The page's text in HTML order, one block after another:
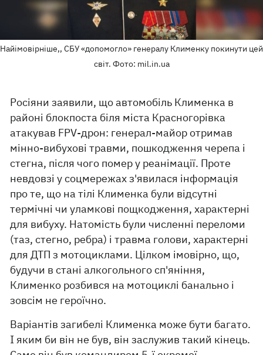
Найімовірніше,, СБУ «допомогло» генералу Клименку покинути цей
світ. Фото: mil.in.ua
Росіяни заявили, що автомобіль Клименка в
районі блокпоста біля міста Красногорівка
атакував FPV-дрон: генерал-майор отримав
мінно-вибухові травми, пошкодження черепа і
стегна, після чого помер у реанімації. Проте
невдовзі у соцмережах з'явилася інформація
про те, що на тілі Клименка були відсутні
термічні чи уламкові пощкодження, характерні
для вибуху. Натомість були численні переломи
(таз, стегно, ребра) і травма голови, характерні
для ДТП з мотоциклами. Цілком імовірно, що,
будучи в стані алкогольного сп'яніння,
Клименко розбився на мотоциклі банально і
зовсім не героїчно.
Варіантів загибелі Клименка може бути багато.
І яким би він не був, він заслужив такий кінець.